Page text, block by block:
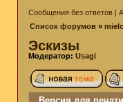
Сообщения без ответов |
Список форумов »
Эскизы
Модератор: Usagi